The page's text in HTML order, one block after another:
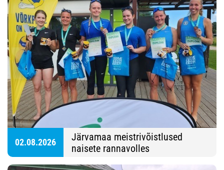
02.08.2026
Järvamaa meistrivõistlused
naisete rannavolles